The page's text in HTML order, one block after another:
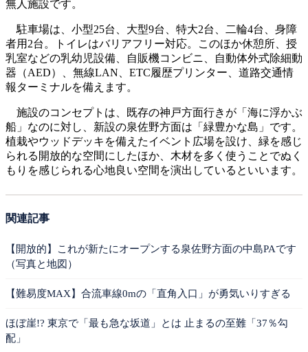
無人施設です。
駐車場は、小型25台、大型9台、特大2台、二輪4台、身障
者用2台。トイレはバリアフリー対応。このほか休憩所、授
乳室などの乳幼児設備、自販機コンビニ、自動体外式除細動
器（AED）、無線LAN、ETC履歴プリンター、道路交通情
報ターミナルを備えます。
施設のコンセプトは、既存の神戸方面行きが「海に浮かぶ
船」なのに対し、新設の泉佐野方面は「緑豊かな島」です。
植栽やウッドデッキを備えたイベント広場を設け、緑を感じ
られる開放的な空間にしたほか、木材を多く使うことでぬく
もりを感じられる心地良い空間を演出しているといいます。
関連記事
【開放的】これが新たにオープンする泉佐野方面の中島PAです
（写真と地図）
【難易度MAX】合流車線0mの「直角入口」が勇気いりすぎる
ほぼ崖!? 東京で「最も急な坂道」とは 止まるの至難「37％勾
配」